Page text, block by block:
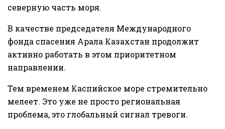
северную часть моря.
В качестве председателя Международного
фонда спасения Арала Казахстан продолжит
активно работать в этом приоритетном
направлении.
Тем временем Каспийское море стремительно
мелеет. Это уже не просто региональная
проблема, это глобальный сигнал тревоги.